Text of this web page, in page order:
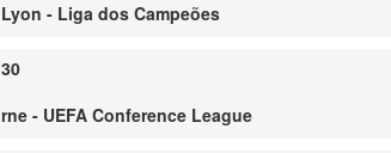
- Liga dos Campeões
- UEFA Conference League